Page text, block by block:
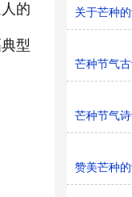
的
型
关于芒种
芒种节气
芒种节气
赞美芒种